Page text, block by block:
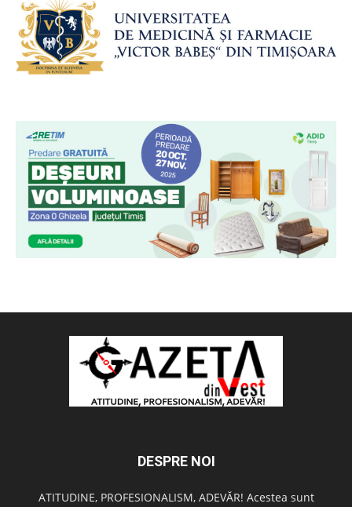
DESPRE NOI
ATITUDINE, PROFESIONALISM, ADEVĂR! Acestea sunt